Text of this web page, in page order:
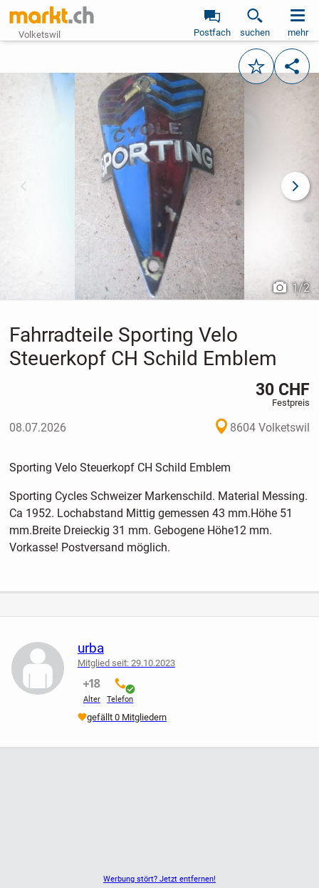
Volketswil Postfach suchen mehr
Merken
vorheriges Bild
1/2
Fahrradteile Sporting Velo
Steuerkopf CH Schild Emblem
30 CHF
Festpreis
08.07.2026 8604 Volketswil
Sporting Velo Steuerkopf CH Schild Emblem
Sporting Cycles Schweizer Markenschild. Material Messing.
Ca 1952. Lochabstand Mittig gemessen 43 mm.Höhe 51
mm.Breite Dreieckig 31 mm. Gebogene Höhe12 mm.
Vorkasse! Postversand möglich.
Werbung stört? Jetzt entfernen!
urba
Mitglied seit: 29.10.2023
Alter
nicht verifiziert
Telefon
verifiziert
gefällt 0 Mitgliedern